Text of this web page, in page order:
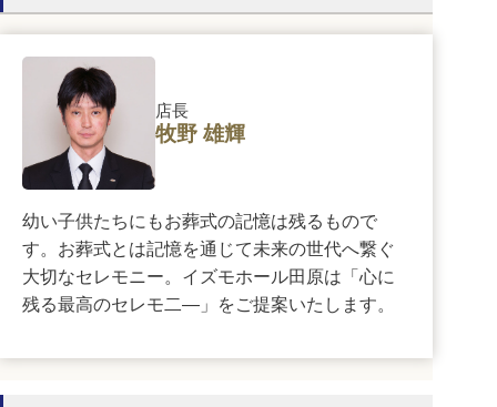
店長
牧野 雄輝
幼い子供たちにもお葬式の記憶は残るもので
す。お葬式とは記憶を通じて未来の世代へ繋ぐ
大切なセレモニー。イズモホール田原は「心に
残る最高のセレモ二―」をご提案いたします。